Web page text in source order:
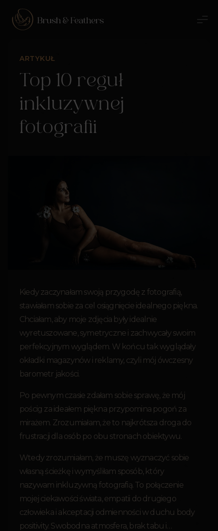
ARTYKUŁ
Top 10 reguł
inkluzywnej
fotografii
Kiedy zaczynałam swoją przygodę z fotografią,
stawiałam sobie za cel osiągnięcie idealnego piękna.
Chciałam, aby moje zdjęcia były idealnie
wyretuszowane, symetryczne i zachwycały swoim
perfekcyjnym wyglądem. W końcu tak wyglądały
okładki magazynów i reklamy, czyli mój ówczesny
barometr jakości.
Po pewnym czasie zdałam sobie sprawę, że mój
pościg za ideałem piękna przypomina pogoń za
mirażem. Zrozumiałam, że to najkrótsza droga do
frustracji dla osób po obu stronach obiektywu.
Wtedy zrozumiałam, że muszę wyznaczyć sobie
własną ścieżkę i wymyśliłam sposób, który
nazywam inkluzywną fotografią. To połączenie
mojej ciekawości świata, empatii do drugiego
człowieka i akceptacji odmienności w duchu body
positivity. Swobodna atmosfera, brak tabu i…